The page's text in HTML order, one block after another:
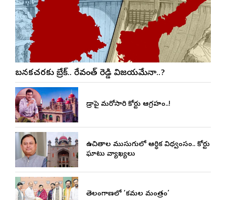
బనకచర్లకు బ్రేక్.. రేవంత్ రెడ్డి విజయమేనా..?
హైడ్రాపై మరోసారి హైకోర్టు ఆగ్రహం..!
ఉచితాల ముసుగులో ఆర్థిక విధ్వంసం.. హైకోర్టు
ఘాటు వ్యాఖ్యలు
తెలంగాణలో ‘కమల మంత్రం’